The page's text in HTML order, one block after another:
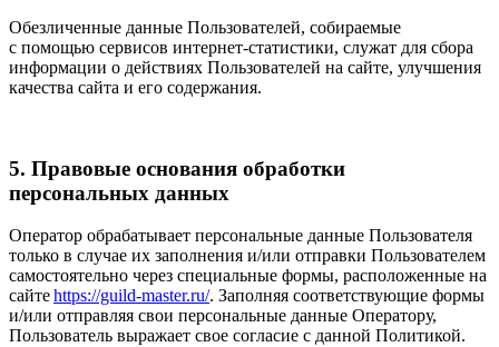
Обезличенные данные Пользователей, собираемые
с помощью сервисов интернет-статистики, служат для сбора
информации о действиях Пользователей на сайте, улучшения
качества сайта и его содержания.
5. Правовые основания обработки
персональных данных
Оператор обрабатывает персональные данные Пользователя
только в случае их заполнения и/или отправки Пользователем
самостоятельно через специальные формы, расположенные на
сайтеhttps://guild-master.ru/. Заполняя соответствующие формы
и/или отправляя свои персональные данные Оператору,
Пользователь выражает свое согласие с данной Политикой.